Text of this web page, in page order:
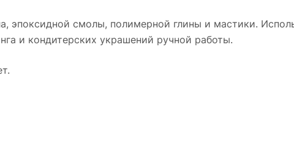
эпоксидной смолы, полимерной глины и мастики.
и кондитерских украшений ручной работы.